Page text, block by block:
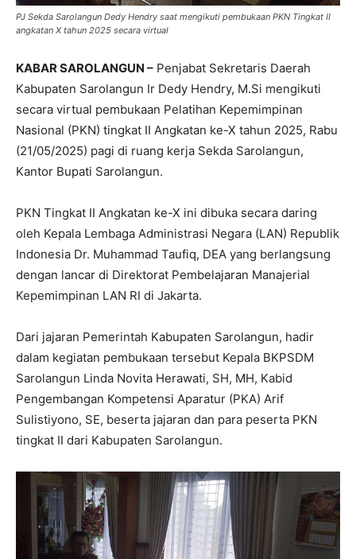
PJ Sekda Sarolangun Dedy Hendry saat mengikuti pembukaan PKN Tingkat II
angkatan X tahun 2025 secara virtual
KABAR SAROLANGUN – Penjabat Sekretaris Daerah
Kabupaten Sarolangun Ir Dedy Hendry, M.Si mengikuti
secara virtual pembukaan Pelatihan Kepemimpinan
Nasional (PKN) tingkat II Angkatan ke-X tahun 2025, Rabu
(21/05/2025) pagi di ruang kerja Sekda Sarolangun,
Kantor Bupati Sarolangun.
PKN Tingkat II Angkatan ke-X ini dibuka secara daring
oleh Kepala Lembaga Administrasi Negara (LAN) Republik
Indonesia Dr. Muhammad Taufiq, DEA yang berlangsung
dengan lancar di Direktorat Pembelajaran Manajerial
Kepemimpinan LAN RI di Jakarta.
Dari jajaran Pemerintah Kabupaten Sarolangun, hadir
dalam kegiatan pembukaan tersebut Kepala BKPSDM
Sarolangun Linda Novita Herawati, SH, MH, Kabid
Pengembangan Kompetensi Aparatur (PKA) Arif
Sulistiyono, SE, beserta jajaran dan para peserta PKN
tingkat II dari Kabupaten Sarolangun.